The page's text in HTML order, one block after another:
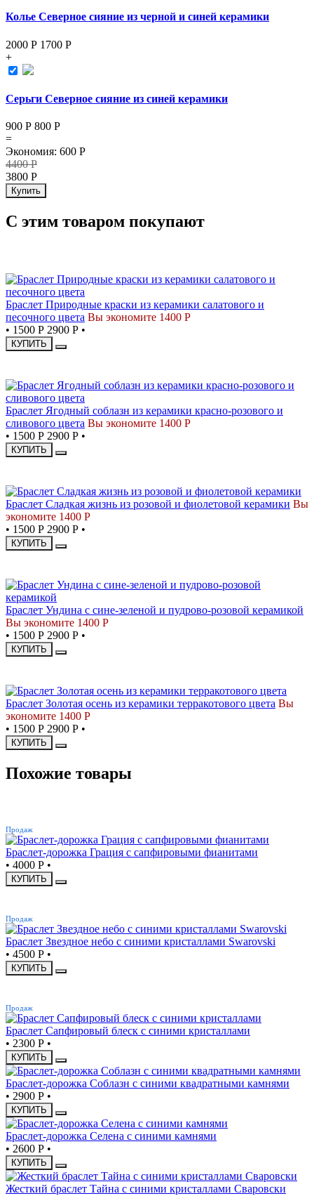
Колье Северное сияние из черной и синей керамики
2000 Р 1700 Р
+
Серьги Северное сияние из синей керамики
900 Р 800 Р
=
Экономия: 600 Р
4400Р
3800 Р
Купить
С этим товаром покупают
Браслет Природные краски из керамики салатового и
песочного цвета Вы экономите 1400 Р
• 1500 Р 2900 Р •
КУПИТЬ
Браслет Ягодный соблазн из керамики красно-розового и
сливового цвета Вы экономите 1400 Р
• 1500 Р 2900 Р •
КУПИТЬ
Браслет Сладкая жизнь из розовой и фиолетовой керамики Вы
экономите 1400 Р
• 1500 Р 2900 Р •
КУПИТЬ
Браслет Ундина с сине-зеленой и пудрово-розовой керамикой
Вы экономите 1400 Р
• 1500 Р 2900 Р •
КУПИТЬ
Браслет Золотая осень из керамики терракотового цвета Вы
экономите 1400 Р
• 1500 Р 2900 Р •
КУПИТЬ
Похожие товары
Продаж
Браслет-дорожка Грация с сапфировыми фианитами
• 4000 Р •
КУПИТЬ
Продаж
Браслет Звездное небо с синими кристаллами Swarovski
• 4500 Р •
КУПИТЬ
Продаж
Браслет Сапфировый блеск с синими кристаллами
• 2300 Р •
КУПИТЬ
Браслет-дорожка Соблазн с синими квадратными камнями
• 2900 Р •
КУПИТЬ
Браслет-дорожка Селена с синими камнями
• 2600 Р •
КУПИТЬ
Жесткий браслет Тайна с синими кристаллами Сваровски